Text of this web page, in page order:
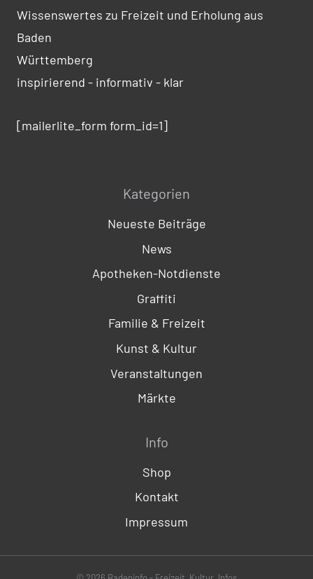
Wissenswertes zu Freizeit und Erholung aus
Baden
Württemberg
inspirierend - informativ - klar
[mailerlite_form form_id=1]
Kategorien
Neueste Beiträge
News
Apotheken-Notdienste
Graffiti
Familie & Freizeit
Kunst & Kultur
Veranstaltungen
Märkte
Info
Shop
Kontakt
Impressum